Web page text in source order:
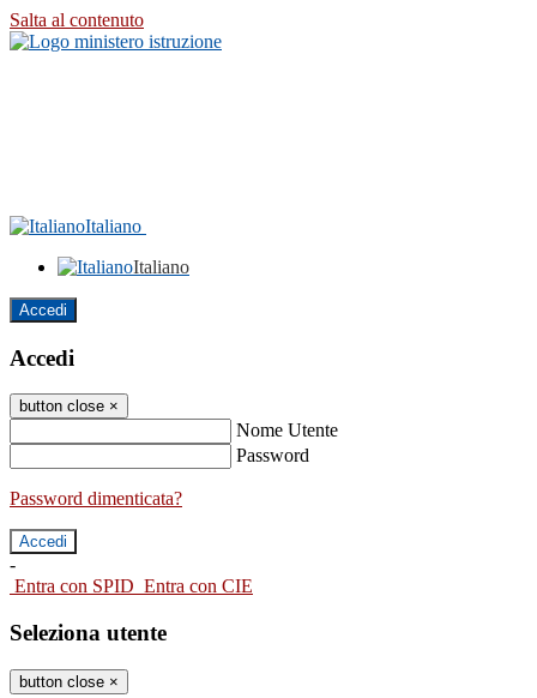
Salta al contenuto
Italiano
Italiano
Accedi
Accedi
button close ×
Nome Utente
Password
Password dimenticata?
-
Entra con SPID Entra con CIE
Seleziona utente
button close ×